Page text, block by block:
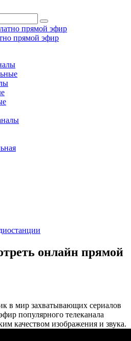
прямой эфир
онлайн прямой
в мир захватывающих сериалов
популярного телеканала
качеством изображения и звука.